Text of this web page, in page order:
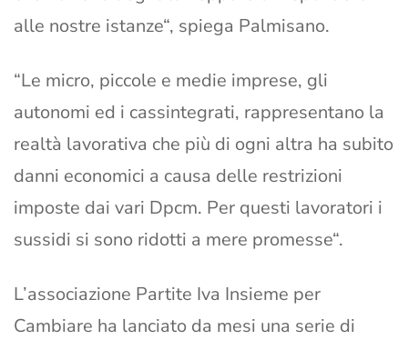
alle nostre istanze“, spiega Palmisano.
“Le micro, piccole e medie imprese, gli
autonomi ed i cassintegrati, rappresentano la
realtà lavorativa che più di ogni altra ha subito
danni economici a causa delle restrizioni
imposte dai vari Dpcm. Per questi lavoratori i
sussidi si sono ridotti a mere promesse“.
L’associazione Partite Iva Insieme per
Cambiare ha lanciato da mesi una serie di